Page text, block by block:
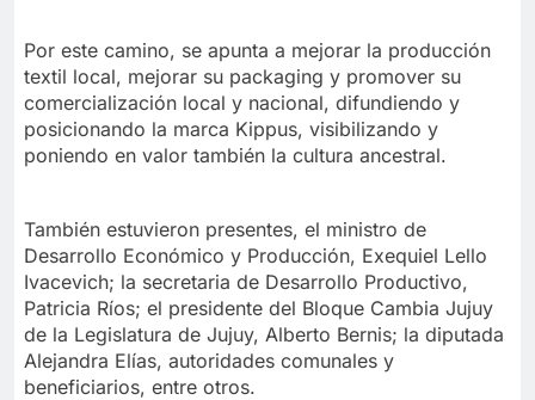
Por este camino, se apunta a mejorar la producción
textil local, mejorar su packaging y promover su
comercialización local y nacional, difundiendo y
posicionando la marca Kippus, visibilizando y
poniendo en valor también la cultura ancestral.
También estuvieron presentes, el ministro de
Desarrollo Económico y Producción, Exequiel Lello
Ivacevich; la secretaria de Desarrollo Productivo,
Patricia Ríos; el presidente del Bloque Cambia Jujuy
de la Legislatura de Jujuy, Alberto Bernis; la diputada
Alejandra Elías, autoridades comunales y
beneficiarios, entre otros.